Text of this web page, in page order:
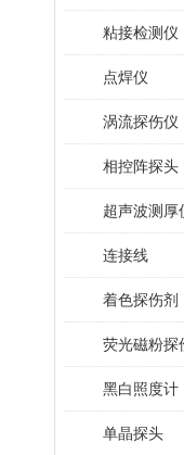
粘接检测仪
点焊仪
涡流探伤仪
相控阵探头
超声波测厚
连接线
着色探伤剂
荧光磁粉探
黑白照度计
单晶探头